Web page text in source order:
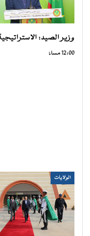
وزير الصيد:
12:00 مساءً
الولايات